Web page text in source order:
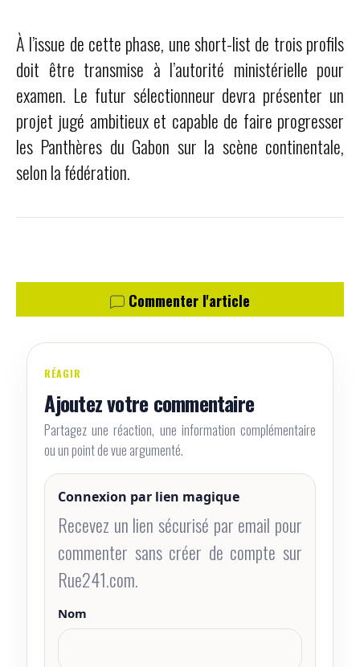
À l’issue de cette phase, une short-list de trois profils
doit être transmise à l’autorité ministérielle pour
examen. Le futur sélectionneur devra présenter un
projet jugé ambitieux et capable de faire progresser
les Panthères du Gabon sur la scène continentale,
selon la fédération.
Commenter l'article
RÉAGIR
Ajoutez votre commentaire
Partagez une réaction, une information complémentaire
ou un point de vue argumenté.
Connexion par lien magique
Recevez un lien sécurisé par email pour
commenter sans créer de compte sur
Rue241.com.
Nom